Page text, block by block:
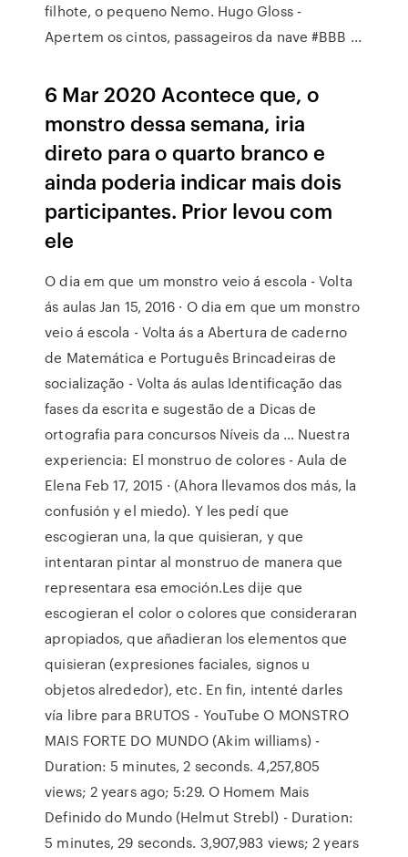
filhote, o pequeno Nemo. Hugo Gloss -
Apertem os cintos, passageiros da nave #BBB ...
6 Mar 2020 Acontece que, o
monstro dessa semana, iria
direto para o quarto branco e
ainda poderia indicar mais dois
participantes. Prior levou com
ele
O dia em que um monstro veio á escola - Volta
ás aulas Jan 15, 2016 · O dia em que um monstro
veio á escola - Volta ás a Abertura de caderno
de Matemática e Português Brincadeiras de
socialização - Volta ás aulas Identificação das
fases da escrita e sugestão de a Dicas de
ortografia para concursos Níveis da … Nuestra
experiencia: El monstruo de colores - Aula de
Elena Feb 17, 2015 · (Ahora llevamos dos más, la
confusión y el miedo). Y les pedí que
escogieran una, la que quisieran, y que
intentaran pintar al monstruo de manera que
representara esa emoción.Les dije que
escogieran el color o colores que consideraran
apropiados, que añadieran los elementos que
quisieran (expresiones faciales, signos u
objetos alrededor), etc. En fin, intenté darles
vía libre para BRUTOS - YouTube O MONSTRO
MAIS FORTE DO MUNDO (Akim williams) -
Duration: 5 minutes, 2 seconds. 4,257,805
views; 2 years ago; 5:29. O Homem Mais
Definido do Mundo (Helmut Strebl) - Duration:
5 minutes, 29 seconds. 3,907,983 views; 2 years